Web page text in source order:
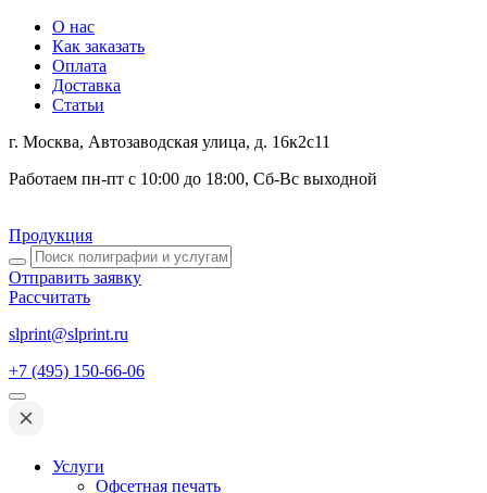
О нас
Как заказать
Оплата
Доставка
Статьи
г. Москва, Автозаводская улица, д. 16к2с11
Работаем пн-пт с 10:00 до 18:00, Сб-Вс выходной
Продукция
Упаковка
Сувенирная продукция
Подарки
Печатные материалы
Для корпораций
Подарочные коробки
Отправить заявку
Рассчитать
slprint@slprint.ru
+7 (495) 150-66-06
Услуги
Офсетная печать